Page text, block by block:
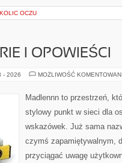
OCZU
I OPOWIEŚCI
- 2026 MOŻLIWOŚĆ
Madlennn to przestrzeń,
stylowy punkt w sieci dla
wskazówek. Już sama
czymś zapamiętywalnym,
przyciągać uwagę